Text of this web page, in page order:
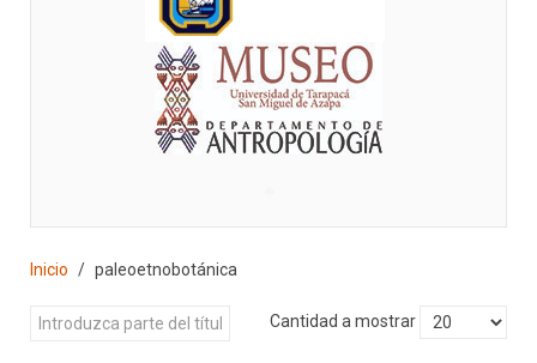
Inicio paleoetnobotánica
Cantidad a mostrar